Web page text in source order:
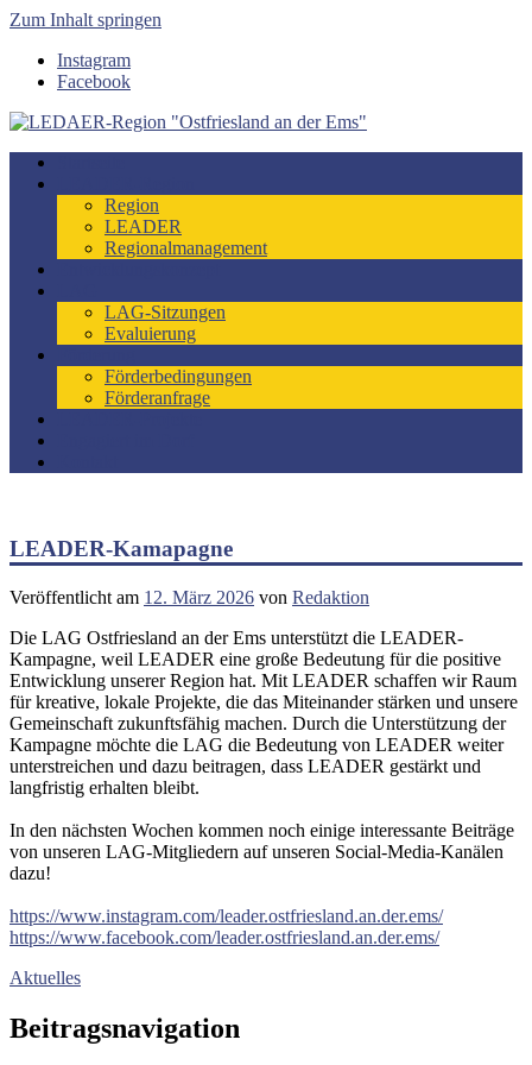
Zum Inhalt springen
Instagram
Facebook
LEDAER-Region "Ostfriesland an der Ems"
Förderzeitraum 2023-2027
Region
LEADER
Regionalmanagement
LAG-Sitzungen
Evaluierung
Förderbedingungen
Förderanfrage
LEADER-Kamapagne
Veröffentlicht am 12. März 2026 von Redaktion
Die LAG Ostfriesland an der Ems unterstützt die LEADER-
Kampagne, weil LEADER eine große Bedeutung für die positive
Entwicklung unserer Region hat. Mit LEADER schaffen wir Raum
für kreative, lokale Projekte, die das Miteinander stärken und unsere
Gemeinschaft zukunftsfähig machen. Durch die Unterstützung der
Kampagne möchte die LAG die Bedeutung von LEADER weiter
unterstreichen und dazu beitragen, dass LEADER gestärkt und
langfristig erhalten bleibt.
In den nächsten Wochen kommen noch einige interessante Beiträge
von unseren LAG-Mitgliedern auf unseren Social-Media-Kanälen
dazu!
https://www.instagram.com/leader.ostfriesland.an.der.ems/
https://www.facebook.com/leader.ostfriesland.an.der.ems/
Aktuelles
Beitragsnavigation